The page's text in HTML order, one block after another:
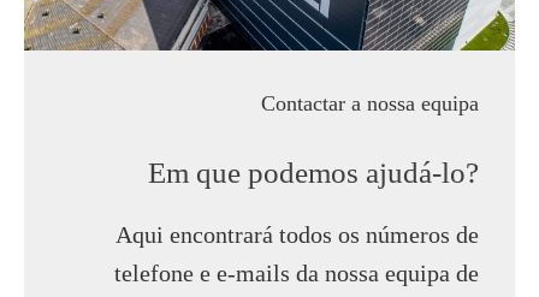
Contactar a nossa equipa
Em que podemos ajudá-lo?
Aqui encontrará todos os números de
telefone e e-mails da nossa equipa de